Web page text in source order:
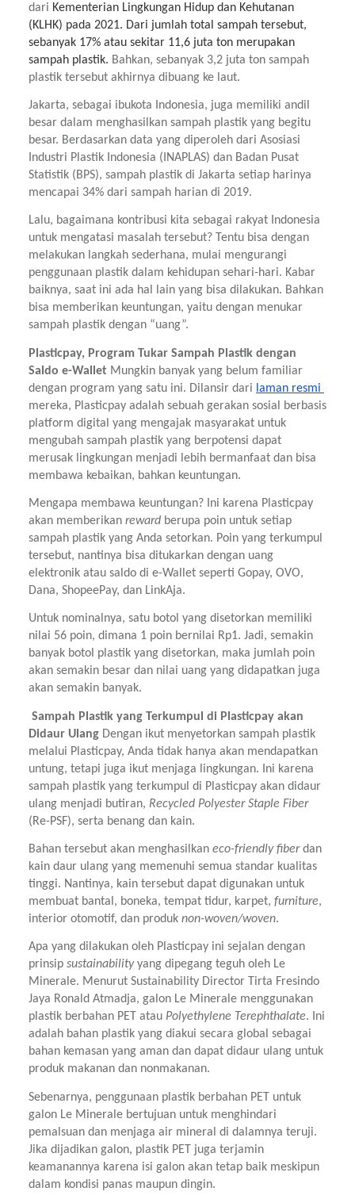
dari Kementerian Lingkungan Hidup dan Kehutanan
(KLHK) pada 2021. Dari jumlah total sampah tersebut,
sebanyak 17% atau sekitar 11,6 juta ton merupakan
sampah plastik. Bahkan, sebanyak 3,2 juta ton sampah
plastik tersebut akhirnya dibuang ke laut.
Jakarta, sebagai ibukota Indonesia, juga memiliki andil
besar dalam menghasilkan sampah plastik yang begitu
besar. Berdasarkan data yang diperoleh dari Asosiasi
Industri Plastik Indonesia (INAPLAS) dan Badan Pusat
Statistik (BPS), sampah plastik di Jakarta setiap harinya
mencapai 34% dari sampah harian di 2019.
Lalu, bagaimana kontribusi kita sebagai rakyat Indonesia
untuk mengatasi masalah tersebut? Tentu bisa dengan
melakukan langkah sederhana, mulai mengurangi
penggunaan plastik dalam kehidupan sehari-hari. Kabar
baiknya, saat ini ada hal lain yang bisa dilakukan. Bahkan
bisa memberikan keuntungan, yaitu dengan menukar
sampah plastik dengan “uang”.
Plasticpay, Program Tukar Sampah Plastik dengan
Saldo e-Wallet Mungkin banyak yang belum familiar
dengan program yang satu ini. Dilansir dari
mereka, Plasticpay adalah sebuah gerakan sosial berbasis
platform digital yang mengajak masyarakat untuk
mengubah sampah plastik yang berpotensi dapat
merusak lingkungan menjadi lebih bermanfaat dan bisa
membawa kebaikan, bahkan keuntungan.
Mengapa membawa keuntungan? Ini karena Plasticpay
akan memberikan reward berupa poin untuk setiap
sampah plastik yang Anda setorkan. Poin yang terkumpul
tersebut, nantinya bisa ditukarkan dengan uang
elektronik atau saldo di e-Wallet seperti Gopay, OVO,
Dana, ShopeePay, dan LinkAja.
Untuk nominalnya, satu botol yang disetorkan memiliki
nilai 56 poin, dimana 1 poin bernilai Rp1. Jadi, semakin
banyak botol plastik yang disetorkan, maka jumlah poin
akan semakin besar dan nilai uang yang didapatkan juga
akan semakin banyak.
Didaur Ulang Dengan ikut menyetorkan sampah plastik
melalui Plasticpay, Anda tidak hanya akan mendapatkan
untung, tetapi juga ikut menjaga lingkungan. Ini karena
sampah plastik yang terkumpul di Plasticpay akan didaur
ulang menjadi butiran,
Recycled Polyester Staple Fiber
(Re-PSF), serta benang dan kain.
Bahan tersebut akan menghasilkan eco-friendly fiber dan
kain daur ulang yang memenuhi semua standar kualitas
tinggi. Nantinya, kain tersebut dapat digunakan untuk
membuat bantal, boneka, tempat tidur, karpet, furniture,
interior otomotif, dan produk non-woven/woven.
Apa yang dilakukan oleh Plasticpay ini sejalan dengan
prinsip sustainability yang dipegang teguh oleh Le
Minerale. Menurut Sustainability Director Tirta Fresindo
Jaya Ronald Atmadja, galon Le Minerale menggunakan
plastik berbahan PET atau Polyethylene Terephthalate. Ini
adalah bahan plastik yang diakui secara global sebagai
bahan kemasan yang aman dan dapat didaur ulang untuk
produk makanan dan nonmakanan.
Sebenarnya, penggunaan plastik berbahan PET untuk
galon Le Minerale bertujuan untuk menghindari
pemalsuan dan menjaga air mineral di dalamnya teruji.
Jika dijadikan galon, plastik PET juga terjamin
keamanannya karena isi galon akan tetap baik meskipun
dalam kondisi panas maupun dingin.